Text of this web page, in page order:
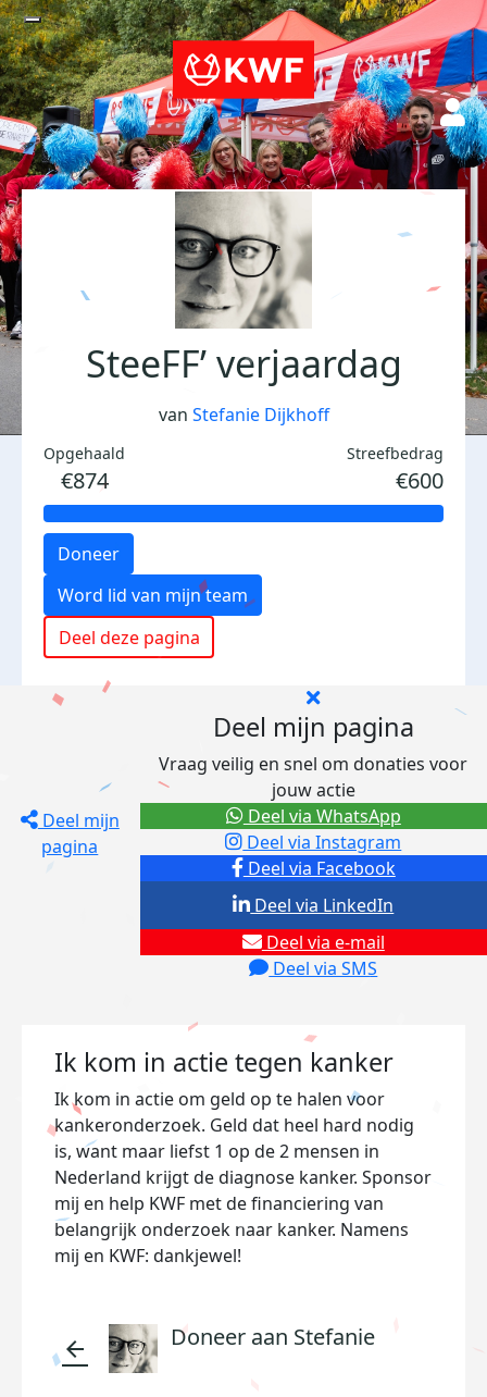
SteeFF’ verjaardag
van Stefanie Dijkhoff
Opgehaald
€874
Streefbedrag
€600
Doneer
Word lid van mijn team
Deel deze pagina
Deel mijn
pagina
Deel mijn pagina
Vraag veilig en snel om donaties voor
jouw actie
Deel via Facebook
Deel via Instagram
Deel via e-mail
Deel via SMS
Deel via LinkedIn
Deel via WhatsApp
Ik kom in actie tegen kanker
Ik kom in actie om geld op te halen voor
kankeronderzoek. Geld dat heel hard nodig
is, want maar liefst 1 op de 2 mensen in
Nederland krijgt de diagnose kanker. Sponsor
mij en help KWF met de financiering van
belangrijk onderzoek naar kanker. Namens
mij en KWF: dankjewel!
arrow_back Doneer aan Stefanie